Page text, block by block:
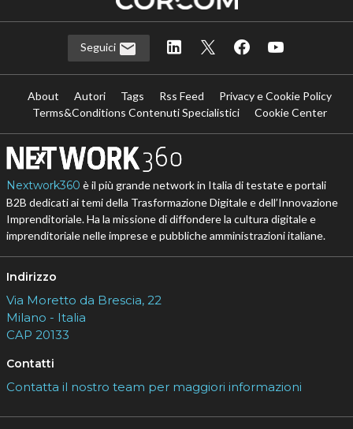
Seguici
About Autori Tags Rss Feed
Privacy e Cookie Policy
Terms&Conditions Contenuti Specialistici
Cookie Center
Nextwork360 è il più grande network in Italia di testate e portali
B2B dedicati ai temi della Trasformazione Digitale e dell’Innovazione
Imprenditoriale. Ha la missione di diffondere la cultura digitale e
imprenditoriale nelle imprese e pubbliche amministrazioni italiane.
Indirizzo
Via Moretto da Brescia, 22
Milano - Italia
CAP 20133
Contatti
Contatta il nostro team per maggiori informazioni